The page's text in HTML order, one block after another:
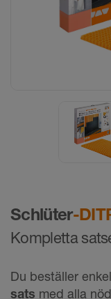
Schlüter-
Kompletta
Du beställer
sats med alla